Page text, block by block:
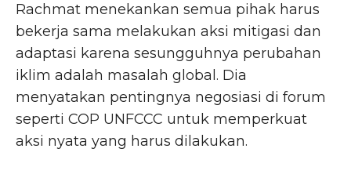
Rachmat menekankan semua pihak harus
bekerja sama melakukan aksi mitigasi dan
adaptasi karena sesungguhnya perubahan
iklim adalah masalah global. Dia
menyatakan pentingnya negosiasi di forum
seperti COP UNFCCC untuk memperkuat
aksi nyata yang harus dilakukan.